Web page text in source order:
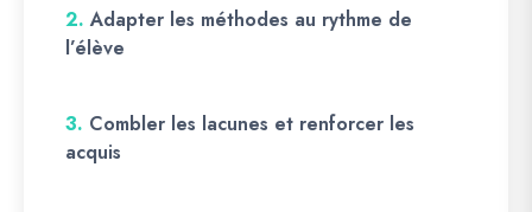
2. Adapter les méthodes au rythme de
l’élève
3. Combler les lacunes et renforcer les
acquis